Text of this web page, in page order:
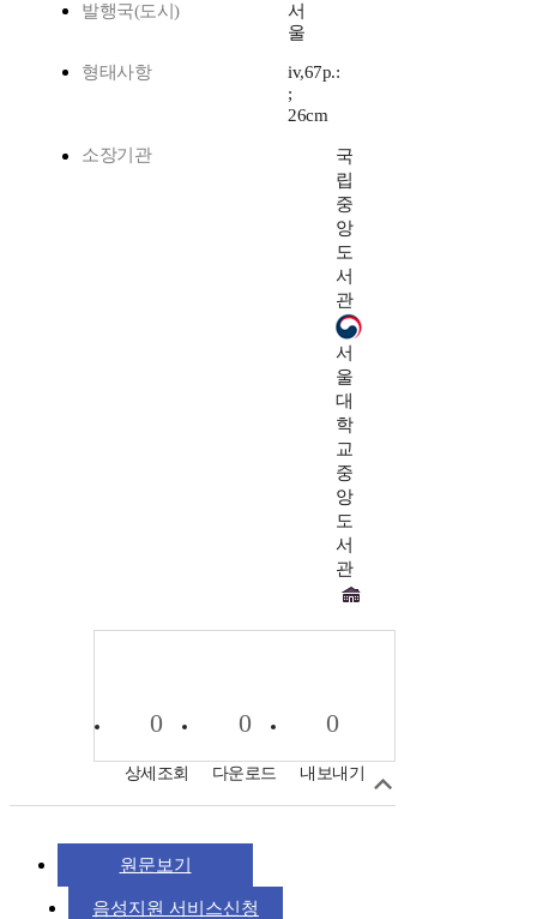
발행국(도시)
서
울
형태사항
iv,67p.:
;
26cm
소장기관
국
립
중
앙
도
서
관
서
울
대
학
교
중
앙
도
서
관
0
상세조회
0
다운로드
0
내보내기
원문보기
음성지원 서비스신청